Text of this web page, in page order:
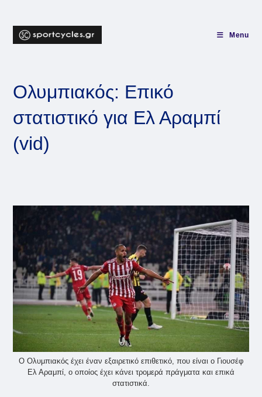
content
Menu
Ολυμπιακός: Επικό
στατιστικό για Ελ Αραμπί
(vid)
Ο Ολυμπιακός έχει έναν εξαιρετικό επιθετικό, που είναι ο Γιουσέφ
Ελ Αραμπί, ο οποίος έχει κάνει τρομερά πράγματα και επικά
στατιστικά.